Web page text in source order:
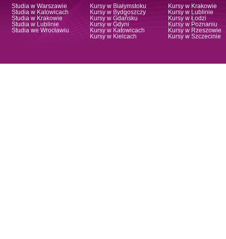
Studia w Warszawie
Studia w Katowicach
Studia w Krakowie
Studia w Lublinie
Studia we Wrocławiu
Kursy w Białymstoku
Kursy w Bydgoszczy
Kursy w Gdańsku
Kursy w Gdyni
Kursy w Katowicach
Kursy w Kielcach
Kursy w Krakowie
Kursy w Lublinie
Kursy w Łodzi
Kursy w Poznaniu
Kursy w Rzeszowie
Kursy w Szczecinie